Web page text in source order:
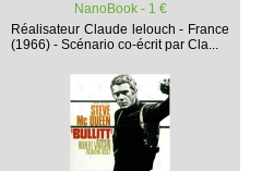
NanoBook - 1 €
Réalisateur Claude lelouch - France
(1966) - Scénario co-écrit par Cla...